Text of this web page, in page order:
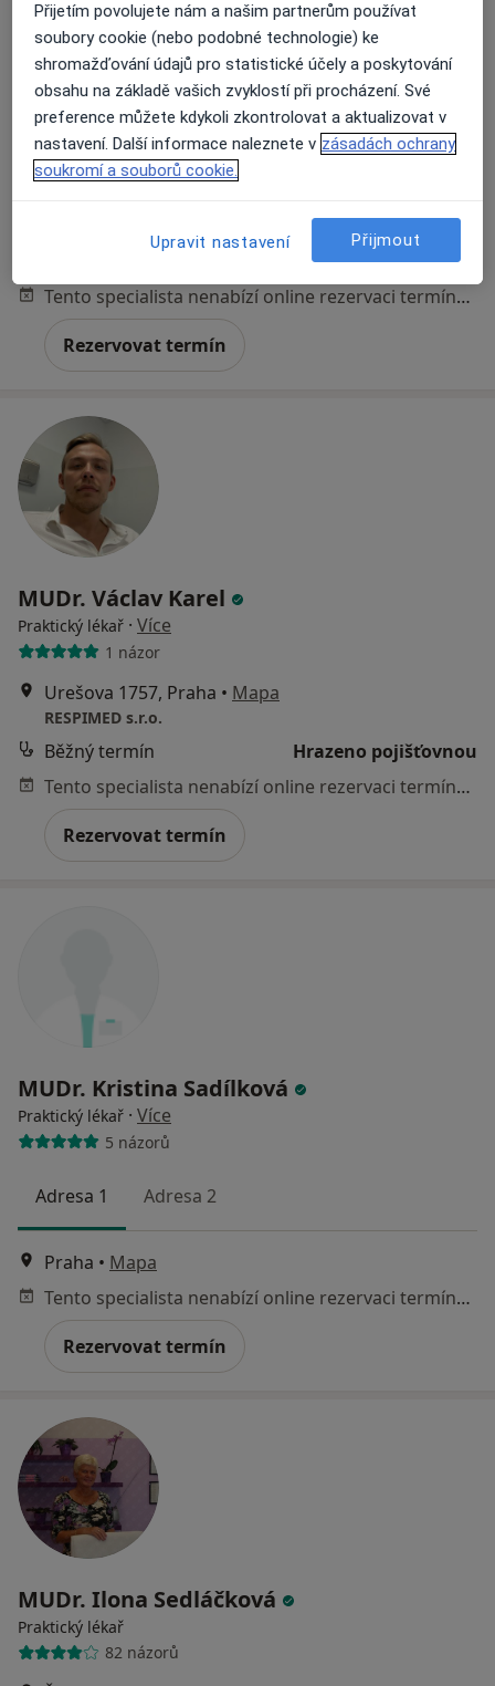
MUDr. Marie Vadbolská
Praktický lékař·Více
od 200 kč
Tento specialista nenabízí online rezervaci termínu na této adrese.
Rezervovat termín
MUDr. Václav Karel
Praktický lékař · Více
1 názor
Urešova 1757, Praha • Mapa
RESPIMED s.r.o.
Běžný termín
Hrazeno pojišťovnou
Tento specialista nenabízí online rezervaci termínu na této adrese.
Rezervovat termín
MUDr. Kristina Sadílková
Praktický lékař · Více
5 názorů
Adresa 1 Adresa 2
Praha • Mapa
Tento specialista nenabízí online rezervaci termínu na této adrese.
Rezervovat termín
MUDr. Ilona Sedláčková
Praktický lékař
82 názorů
Přijetím povolujete nám a našim partnerům používat
soubory cookie (nebo podobné technologie) ke
shromažďování údajů pro statistické účely a poskytování
obsahu na základě vašich zvyklostí při procházení. Své
preference můžete kdykoli zkontrolovat a aktualizovat v
nastavení. Další informace naleznete v zásadách ochrany
soukromí a souborů cookie.
Upravit nastavení Přijmout